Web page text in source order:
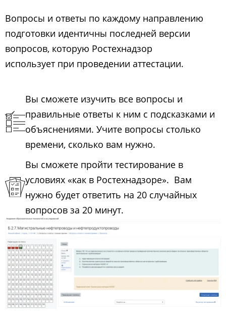
Вопросы и ответы по каждому направлению
подготовки идентичны последней версии
вопросов, которую Ростехнадзор
использует при проведении аттестации.
Вы сможете изучить все вопросы и
правильные ответы к ним с подсказками и
объяснениями. Учите вопросы столько
времени, сколько вам нужно.
Вы сможете пройти тестирование в
условиях «как в Ростехнадзоре». Вам
нужно будет ответить на 20 случайных
вопросов за 20 минут.